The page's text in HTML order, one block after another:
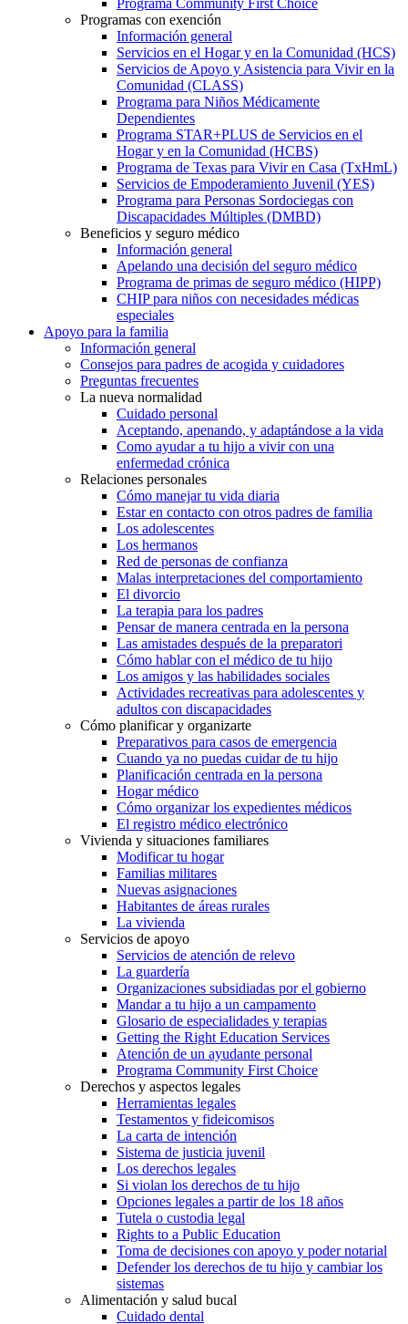
Programas con exención
Información general
Servicios en el Hogar y en la Comunidad (HCS)
Servicios de Apoyo y Asistencia para Vivir en la
Comunidad (CLASS)
Programa para Niños Médicamente
Dependientes
Programa STAR+PLUS de Servicios en el
Hogar y en la Comunidad (HCBS)
Programa de Texas para Vivir en Casa (TxHmL)
Servicios de Empoderamiento Juvenil (YES)
Programa para Personas Sordociegas con
Discapacidades Múltiples (DMBD)
Beneficios y seguro médico
Información general
Apelando una decisión del seguro médico
Programa de primas de seguro médico (HIPP)
CHIP para niños con necesidades médicas
especiales
Apoyo para la familia
Información general
Consejos para padres de acogida y cuidadores
Preguntas frecuentes
La nueva normalidad
Cuidado personal
Aceptando, apenando, y adaptándose a la vida
Como ayudar a tu hijo a vivir con una
enfermedad crónica
Relaciones personales
Cómo manejar tu vida diaria
Estar en contacto con otros padres de familia
Los adolescentes
Los hermanos
Red de personas de confianza
Malas interpretaciones del comportamiento
El divorcio
La terapia para los padres
Pensar de manera centrada en la persona
Las amistades después de la preparatori
Cómo hablar con el médico de tu hijo
Los amigos y las habilidades sociales
Actividades recreativas para adolescentes y
adultos con discapacidades
Cómo planificar y organizarte
Preparativos para casos de emergencia
Cuando ya no puedas cuidar de tu hijo
Planificación centrada en la persona
Hogar médico
Cómo organizar los expedientes médicos
El registro médico electrónico
Vivienda y situaciones familiares
Modificar tu hogar
Familias militares
Nuevas asignaciones
Habitantes de áreas rurales
La vivienda
Servicios de apoyo
Servicios de atención de relevo
La guardería
Organizaciones subsidiadas por el gobierno
Mandar a tu hijo a un campamento
Glosario de especialidades y terapias
Getting the Right Education Services
Atención de un ayudante personal
Programa Community First Choice
Derechos y aspectos legales
Herramientas legales
Testamentos y fideicomisos
La carta de intención
Sistema de justicia juvenil
Los derechos legales
Si violan los derechos de tu hijo
Opciones legales a partir de los 18 años
Tutela o custodia legal
Rights to a Public Education
Toma de decisiones con apoyo y poder notarial
Defender los derechos de tu hijo y cambiar los
sistemas
Alimentación y salud bucal
Cuidado dental